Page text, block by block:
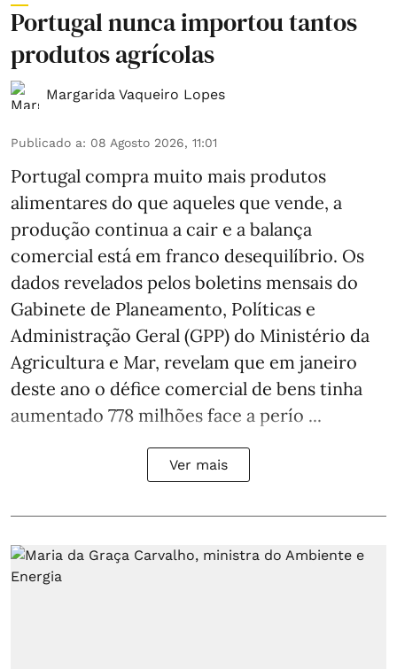
Portugal nunca importou tantos
produtos agrícolas
Margarida Vaqueiro Lopes
Publicado a: 08 Agosto 2026, 11:01
Portugal compra muito mais produtos
alimentares do que aqueles que vende, a
produção continua a cair e a balança
comercial está em franco desequilíbrio. Os
dados revelados pelos boletins mensais do
Gabinete de Planeamento, Políticas e
Administração Geral (GPP) do Ministério da
Agricultura e Mar, revelam que em janeiro
deste ano o défice comercial de bens tinha
aumentado 778 milhões face a perío ...
Ver mais